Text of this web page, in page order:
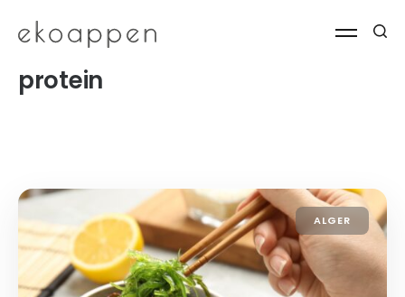
protein
ALGER